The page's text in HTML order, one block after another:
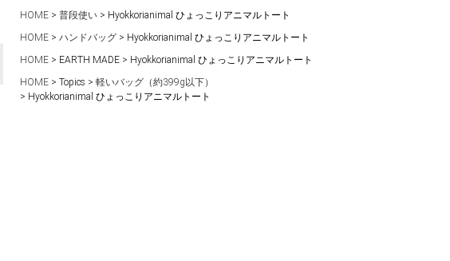
HOME
普段使い
Hyokkorianimal ひょっこりアニマルトート
HOME
ハンドバッグ
Hyokkorianimal ひょっこりアニマルトート
HOME
EARTH MADE
Hyokkorianimal ひょっこりアニマルトート
HOME
Topics
軽いバッグ（約399g以下）
Hyokkorianimal ひょっこりアニマルトート